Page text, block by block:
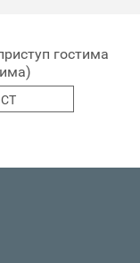
гостима